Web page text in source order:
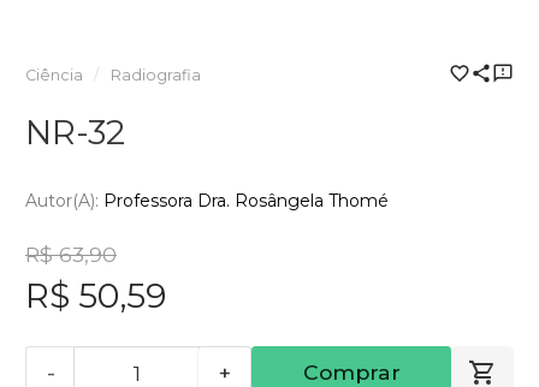
Ciência Radiografia
NR-32
Autor(a): Professora Dra. Rosângela Thomé
R$ 63,90
R$ 50,59
- + Comprar